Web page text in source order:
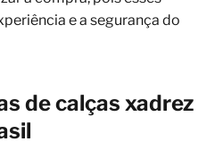
e a segurança do
de calças xadrez